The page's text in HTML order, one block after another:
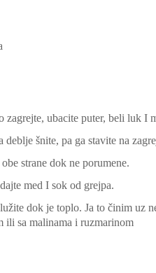
zagrejte, ubacite puter, beli luk I
deblje šnite, pa ga stavite na
obe strane dok ne porumene.
med I sok od grejpa.
dok je toplo. Ja to činim uz
ili sa malinama i ruzmarinom